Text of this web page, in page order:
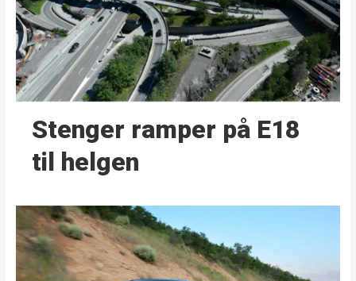
Stenger ramper på E18
til helgen